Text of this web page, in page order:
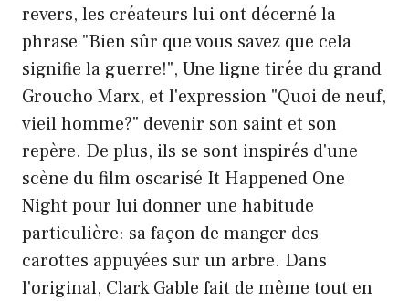
revers, les créateurs lui ont décerné la
phrase "Bien sûr que vous savez que cela
signifie la guerre!", Une ligne tirée du grand
Groucho Marx, et l'expression "Quoi de neuf,
vieil homme?" devenir son saint et son
repère. De plus, ils se sont inspirés d'une
scène du film oscarisé It Happened One
Night pour lui donner une habitude
particulière: sa façon de manger des
carottes appuyées sur un arbre. Dans
l'original, Clark Gable fait de même tout en